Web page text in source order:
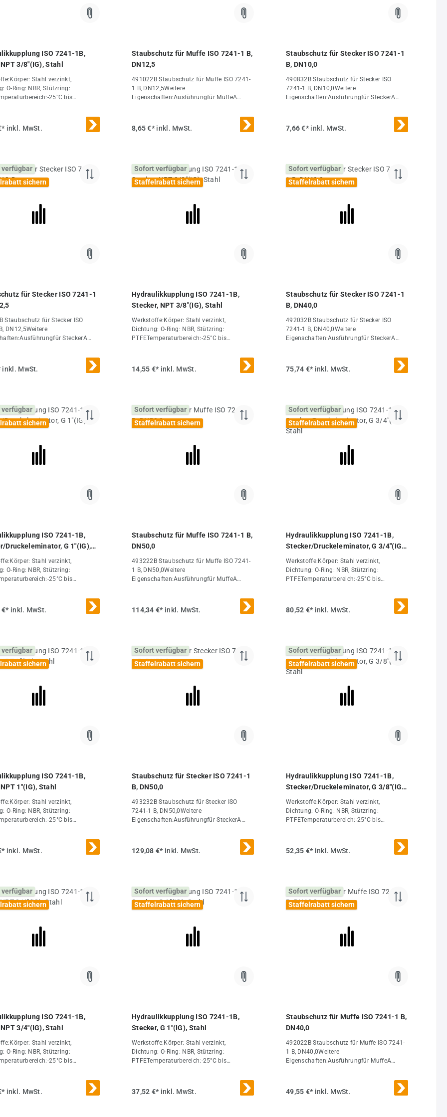
ISO 7241-1B,
3/8"(IG), Stahl
Stahl verzinkt,
O-Ring: NBR, Stützring:
25°C bis
sich ein Staudruck auf der
z.B. durch Sonneneinstrahlung
(bar)325A (mm)19,1B
(ISO) (mm)10Ersatzdichtsätze
inkl. MwSt.
Staubschutz für Muffe ISO 7241-1 B,
DN12,5
491022B Staubschutz für Muffe ISO 7241-
1 B, DN12,5Weitere
Eigenschaften:Ausführungfür MuffeA
8,65 €* inkl. MwSt.
Staubschutz für Stecker ISO 7241-1
B, DN10,0
490832B Staubschutz für Stecker ISO
7241-1 B, DN10,0Weitere
Eigenschaften:Ausführungfür SteckerA
7,66 €* inkl. MwSt.
sichern
für Stecker ISO 7241-1
Staubschutz für Stecker ISO
DN12,5Weitere
SteckerA
inkl. MwSt.
Sofort verfügbar
Staffelrabatt sichern
Hydraulikkupplung ISO 7241-1B,
Stecker, NPT 3/8"(IG), Stahl
Werkstoffe:Körper: Stahl verzinkt,
Dichtung: O-Ring: NBR, Stützring:
PTFETemperaturbereich:-25°C bis
auch wenn sich ein Staudruck auf der
Steckerseite z.B. durch Sonneneinstrahlung
Eigenschaften:AusführungSteckerGewinde
NPT 3/8"PN (bar)325A (mm)19,1B
(mm)35DN (ISO) (mm)10Ersatzdichtsätze
14,55 €* inkl. MwSt.
Sofort verfügbar
Staffelrabatt sichern
Staubschutz für Stecker ISO 7241-1
B, DN40,0
492032B Staubschutz für Stecker ISO
7241-1 B, DN40,0Weitere
Eigenschaften:Ausführungfür SteckerA
75,74 €* inkl. MwSt.
sichern
ISO 7241-1B,
Druckeleminator, G 1"(IG),
Stahl verzinkt,
O-Ring: NBR, Stützring:
25°C bis
sich ein Staudruck auf der
z.B. durch Sonneneinstrahlung
Druckel
1"PN (bar)225A
(mm)60DN (ISO)
g / Stk.
€* inkl. MwSt.
Sofort verfügbar
Staffelrabatt sichern
Staubschutz für Muffe ISO 7241-1 B,
DN50,0
493222B Staubschutz für Muffe ISO 7241-
1 B, DN50,0Weitere
Eigenschaften:Ausführungfür MuffeA
114,34 €* inkl. MwSt.
Sofort verfügbar
Staffelrabatt sichern
Hydraulikkupplung ISO 7241-1B,
Stecker/Druckeleminator, G 3/4"(IG),
Stahl
Werkstoffe:Körper: Stahl verzinkt,
Dichtung: O-Ring: NBR, Stützring:
PTFETemperaturbereich:-25°C bis
auch wenn sich ein Staudruck auf der
Steckerseite z.B. durch Sonneneinstrahlung
Eigenschaften:AusführungStecker/Druckel
eminatorGewindeG 3/4"PN (bar)250A
(mm)31,4B (mm)52DN (ISO)
34 DIGewicht190 g / Stk.
80,52 €* inkl. MwSt.
sichern
ISO 7241-1B,
1"(IG), Stahl
Stahl verzinkt,
O-Ring: NBR, Stützring:
25°C bis
sich ein Staudruck auf der
z.B. durch Sonneneinstrahlung
(bar)225A (mm)37,8B (mm)60DN
inkl. MwSt.
Sofort verfügbar
Staffelrabatt sichern
Staubschutz für Stecker ISO 7241-1
B, DN50,0
493232B Staubschutz für Stecker ISO
7241-1 B, DN50,0Weitere
Eigenschaften:Ausführungfür SteckerA
129,08 €* inkl. MwSt.
Sofort verfügbar
Staffelrabatt sichern
Hydraulikkupplung ISO 7241-1B,
Stecker/Druckeleminator, G 3/8"(IG),
Stahl
Werkstoffe:Körper: Stahl verzinkt,
Dichtung: O-Ring: NBR, Stützring:
PTFETemperaturbereich:-25°C bis
auch wenn sich ein Staudruck auf der
Steckerseite z.B. durch Sonneneinstrahlung
Eigenschaften:AusführungStecker/Druckel
eminatorGewindeG 3/8"PN (bar)325A
(mm)19,1B (mm)35DN (ISO)
38 DIGewicht55 g / Stk.
52,35 €* inkl. MwSt.
sichern
ISO 7241-1B,
3/4"(IG), Stahl
Stahl verzinkt,
O-Ring: NBR, Stützring:
25°C bis
sich ein Staudruck auf der
z.B. durch Sonneneinstrahlung
inkl. MwSt.
Sofort verfügbar
Staffelrabatt sichern
Hydraulikkupplung ISO 7241-1B,
Stecker, G 1"(IG), Stahl
Werkstoffe:Körper: Stahl verzinkt,
Dichtung: O-Ring: NBR, Stützring:
PTFETemperaturbereich:-25°C bis
auch wenn sich ein Staudruck auf der
Steckerseite z.B. durch Sonneneinstrahlung
37,52 €* inkl. MwSt.
Sofort verfügbar
Staffelrabatt sichern
Staubschutz für Muffe ISO 7241-1 B,
DN40,0
492022B Staubschutz für Muffe ISO 7241-
1 B, DN40,0Weitere
Eigenschaften:Ausführungfür MuffeA
49,55 €* inkl. MwSt.